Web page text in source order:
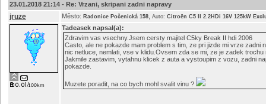
23.01.2018 21:14 - Re: Vrzani, skripani zadni napravy
jruze Město: Radonice Počenická 158 Auto: Citroën C5 II 2.2HDi 16V 125kW
Tadeasek napsal(a):
Zdravim vas vsechny.Jsem cersty majitel C5ky Break II hdi 2006
Casto, ale ne pokazde mam problem s tim, ze pri jizde mi vrze zadni
nic netluce, nemlati, vse v klidu.Ovsem zda se mi, ze je zadek trochu
Jakmile zastavim, vytahnu klicek z auta a vystoupim z vozu, zadni
pokazde.
Muzete poradit, na co bych mohl svalit vinu ?